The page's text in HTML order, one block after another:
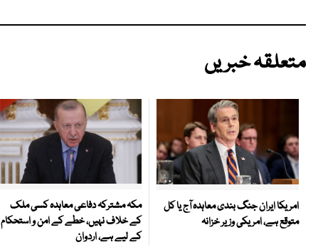
متعلقہ خبریں
امریکا ایران جنگ بندی معاہدہ آج یا کل
متوقع ہے، امریکی وزیر خزانہ
مکہ مشترکہ دفاعی معاہدہ کسی ملک
کے خلاف نہیں، خطے کے امن و استحکام
کے لیے ہے، اردوان